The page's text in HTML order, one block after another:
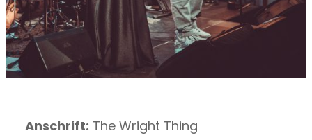
Anschrift: The Wright Thing